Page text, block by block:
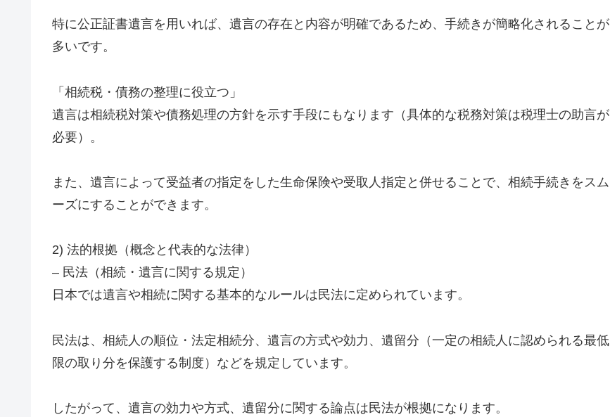
特に公正証書遺言を用いれば、遺言の存在と内容が明確であるため、手続きが簡略化されることが
多いです。
「相続税・債務の整理に役立つ」
遺言は相続税対策や債務処理の方針を示す手段にもなります（具体的な税務対策は税理士の助言が
必要）。
また、遺言によって受益者の指定をした生命保険や受取人指定と併せることで、相続手続きをスム
ーズにすることができます。
2) 法的根拠（概念と代表的な法律）
– 民法（相続・遺言に関する規定）
日本では遺言や相続に関する基本的なルールは民法に定められています。
民法は、相続人の順位・法定相続分、遺言の方式や効力、遺留分（一定の相続人に認められる最低
限の取り分を保護する制度）などを規定しています。
したがって、遺言の効力や方式、遺留分に関する論点は民法が根拠になります。